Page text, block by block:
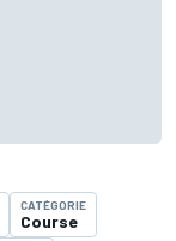
CATÉGORIE
Course